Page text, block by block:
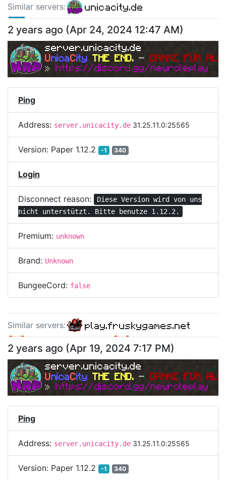
Similar servers:
unicacity.de
play.tecnocraft.net
mc.hubplay.pl
minechaos.eu
2 years ago (Apr 24, 2024 12:47 AM)
server.unicacity.de
UnicaCity THE END. - DANKE FÜR
» https://discord.gg/newroleplay
Ping
Address: server.unicacity.de 31.25.11.0:25565
Version: Paper 1.12.2 -1 340
Login
Disconnect reason:
Diese Version wird von uns
nicht unterstützt. Bitte benutze 1.12.2.
Premium: unknown
Brand: Unknown
BungeeCord: false
Similar servers:
play.fruskygames.net
mc.leapnetwork.it
mc.fusionworld.it
arrowmc.net
2 years ago (Apr 19, 2024 7:17 PM)
server.unicacity.de
UnicaCity THE END. - DANKE FÜR
» https://discord.gg/newroleplay
Ping
Address: server.unicacity.de 31.25.11.0:25565
Version: Paper 1.12.2 -1 340